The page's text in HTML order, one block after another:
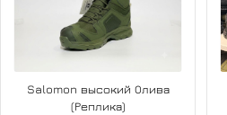
Salomon высокий Олива
(Реплика)